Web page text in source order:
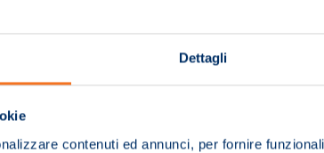
Dettagli
contenuti ed annunci, per fornire